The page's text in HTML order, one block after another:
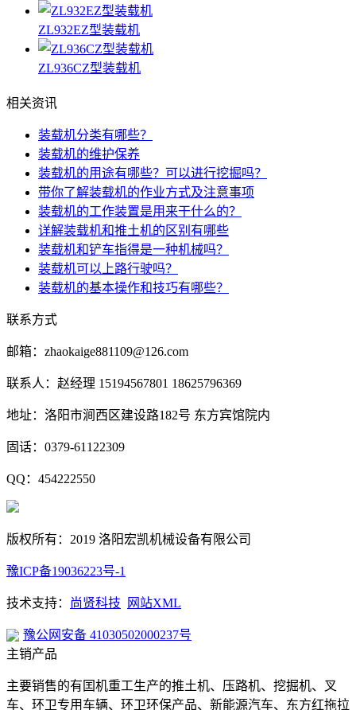
ZL932EZ型装载机
ZL936CZ型装载机
相关资讯
装载机分类有哪些？
装载机的维护保养
装载机的用途有哪些？可以进行挖掘吗？
带你了解装载机的作业方式及注意事项
装载机的工作装置是用来干什么的？
详解装载机和推土机的区别有哪些
装载机和铲车指得是一种机械吗？
装载机可以上路行驶吗？
装载机的基本操作和技巧有哪些？
联系方式
邮箱：zhaokaige881109@126.com
联系人：赵经理 15194567801 18625796369
地址：洛阳市涧西区建设路182号 东方宾馆院内
固话：0379-61122309
QQ：454222550
版权所有：2019 洛阳宏凯机械设备有限公司
豫ICP备19036223号-1
技术支持： 尚贤科技 网站XML
豫公网安备 41030502000237号
主销产品
主要销售的有囯机重工生产的推土机、压路机、挖掘机、叉
车、环卫专用车辆、环卫环保产品、新能源汽车、东方红拖拉